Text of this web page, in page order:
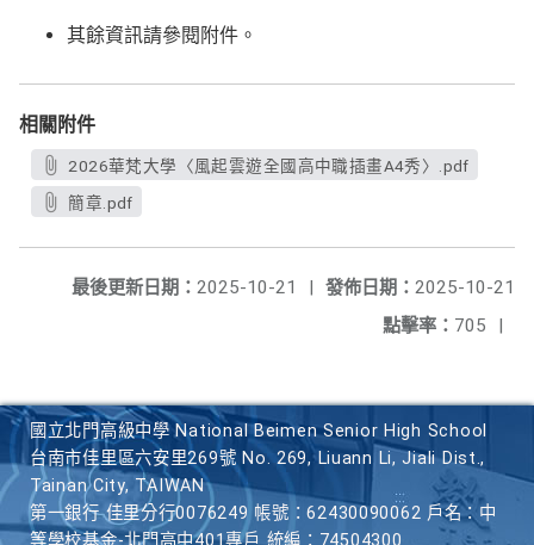
其餘資訊請參閱附件。
相關附件
2026華梵大學〈風起雲遊全國高中職插畫A4秀〉.pdf
簡章.pdf
發佈日期： 2025-10-21
最後更新日期： 2025-10-21
|
點擊率： 705 |
國立北門高級中學 National Beimen Senior High School
台南市佳里區六安里269號 No. 269, Liuann Li, Jiali Dist.,
Tainan City, TAIWAN
第一銀行 佳里分行0076249 帳號：62430090062 戶名：中
等學校基金-北門高中401專戶 統編：74504300